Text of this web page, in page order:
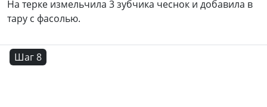
На терке измельчила 3 зубчика чеснок и добавила в
тару с фасолью.
Шаг 8